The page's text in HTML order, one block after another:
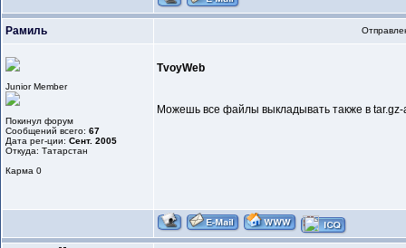
Рамиль
Junior Member
Покинул форум
Сообщений всего: 67
Дата рег-ции: Сент. 2005
Откуда: Татарстан
Карма 0
TvoyWeb
Можешь все файлы выкладывать также в tar.gz-